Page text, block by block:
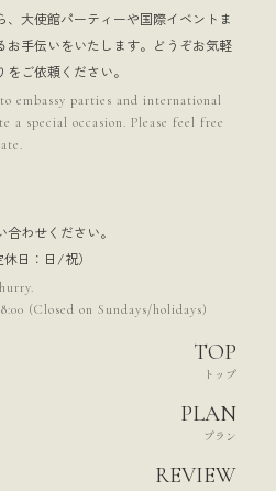
大使館パーティーや国際イベントま
お手伝いをいたします。どうぞお気軽
ご依頼ください。
embassy parties and international
a special occasion. Please feel free
わせください。
日：日/祝）
(Closed on Sundays/holidays)
TOP
トップ
PLAN
プラン
REVIEW